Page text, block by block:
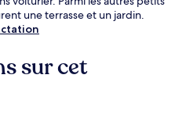
une terrasse et un jardin.
sur cet